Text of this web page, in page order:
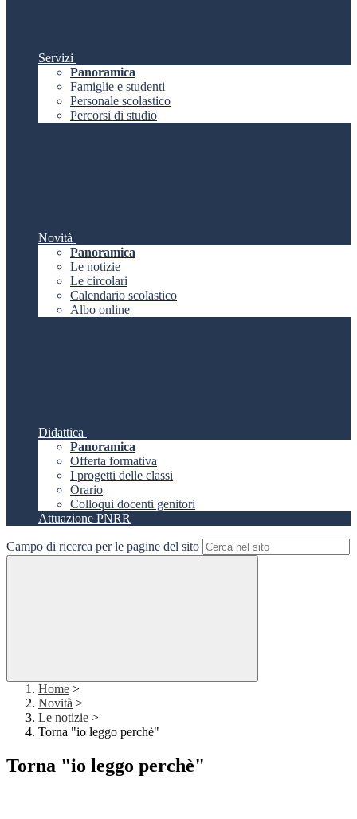
Servizi
Panoramica
Famiglie e studenti
Personale scolastico
Percorsi di studio
Novità
Panoramica
Le notizie
Le circolari
Calendario scolastico
Albo online
Didattica
Panoramica
Offerta formativa
I progetti delle classi
Orario
Colloqui docenti genitori
Attuazione PNRR
Campo di ricerca per le pagine del sito
Home >
Novità >
Le notizie >
Torna "io leggo perchè"
Torna "io leggo perchè"